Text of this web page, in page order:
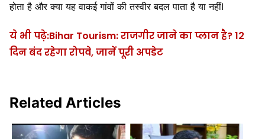
होता है और क्या यह वाकई गांवों की तस्वीर बदल पाता है या नहींI
ये भी पढ़े:Bihar Tourism: राजगीर जाने का प्लान है? 12
दिन बंद रहेगा रोपवे, जानें पूरी अपडेट
Related Articles